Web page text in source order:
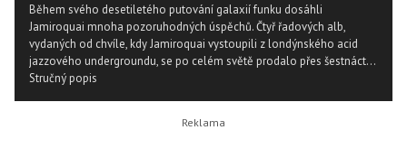
Během svého desetiletého putování galaxií funku dosáhli
Jamiroquai mnoha pozoruhodných úspěchů. Čtyř řadových alb,
vydaných od chvíle, kdy Jamiroquai vystoupili z londýnského acid
jazzového undergroundu, se po celém světě prodalo přes šestnáct...
Stručný popis